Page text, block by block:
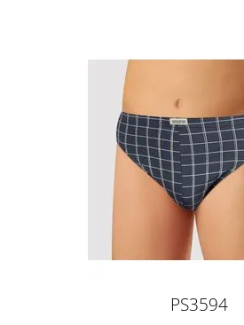
PS3594